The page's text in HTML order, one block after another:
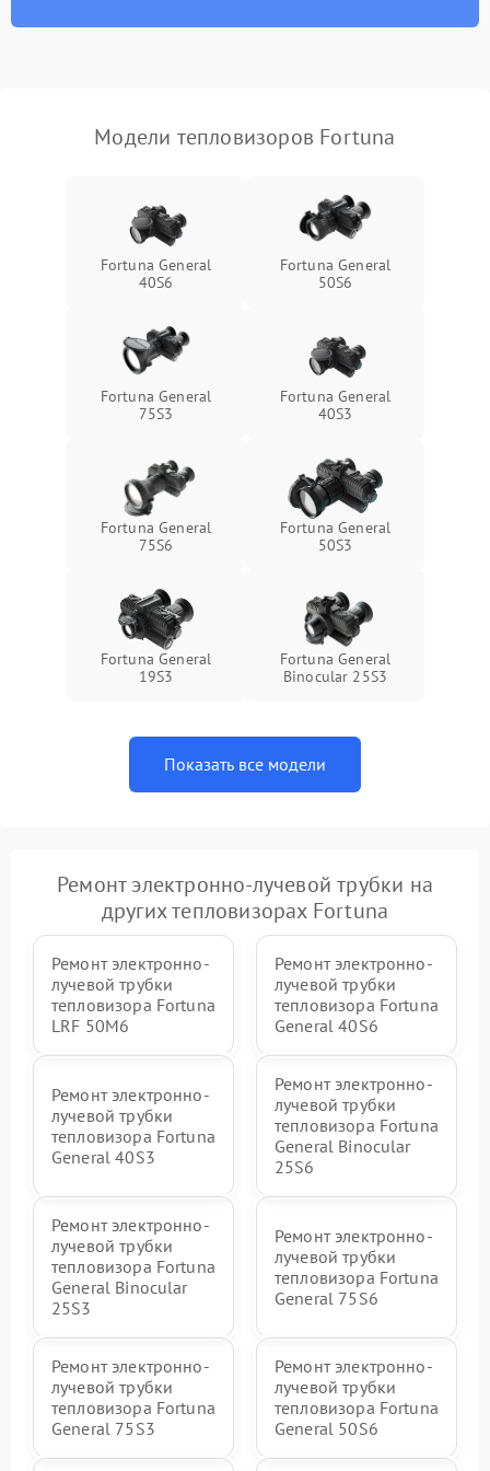
Модели тепловизоров Fortuna
Fortuna General
40S6
Fortuna General
50S6
Fortuna General
75S3
Fortuna General
40S3
Fortuna General
75S6
Fortuna General
50S3
Fortuna General
19S3
Fortuna General
Binocular 25S3
Показать все модели
Ремонт электронно-лучевой трубки на
других тепловизорах Fortuna
Ремонт электронно-
лучевой трубки
тепловизора Fortuna
LRF 50M6
Ремонт электронно-
лучевой трубки
тепловизора Fortuna
General 40S6
Ремонт электронно-
лучевой трубки
тепловизора Fortuna
General 40S3
Ремонт электронно-
лучевой трубки
тепловизора Fortuna
General Binocular
25S6
Ремонт электронно-
лучевой трубки
тепловизора Fortuna
General Binocular
25S3
Ремонт электронно-
лучевой трубки
тепловизора Fortuna
General 75S6
Ремонт электронно-
лучевой трубки
тепловизора Fortuna
General 75S3
Ремонт электронно-
лучевой трубки
тепловизора Fortuna
General 50S6